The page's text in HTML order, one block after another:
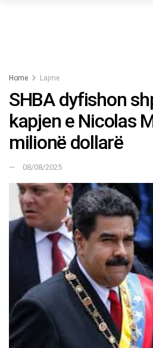
Home Lajme
SHBA dyfishon
kapjen e Nicolas
milionë dollarë
08/08/2025